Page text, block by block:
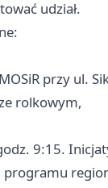
udział.
przy ul.
rolkowym,
9:15.